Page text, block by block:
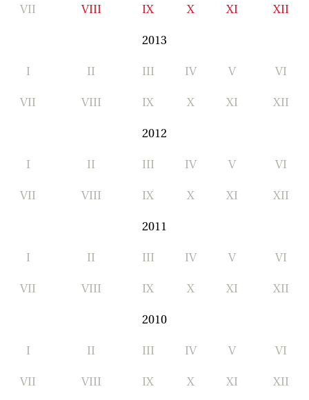
VII VIII IX X XI XII
2013
I II III IV V VI
VII VIII IX X XI XII
2012
I II III IV V VI
VII VIII IX X XI XII
2011
I II III IV V VI
VII VIII IX X XI XII
2010
I II III IV V VI
VII VIII IX X XI XII